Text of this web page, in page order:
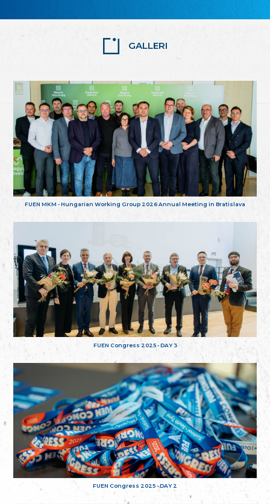
GALLERI
FUEN MKM - Hungarian Working Group 2026 Annual Meeting in Bratislava
FUEN Congress 2025 - DAY 3
FUEN Congress 2025 - DAY 2